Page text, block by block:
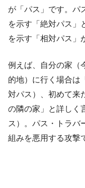
が「パス」です。パ
を示す「絶対パス」
を示す「相対パス」
例えば、自分の家（
的地）に行く場合は
対パス）、初めて来
の隣の家」と詳しく
ス）。パス・トラバ
組みを悪用する攻撃